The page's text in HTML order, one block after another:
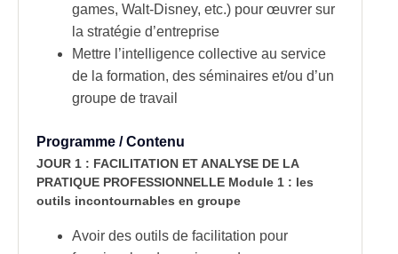
games, Walt-Disney, etc.) pour œuvrer sur
la stratégie d’entreprise
Mettre l’intelligence collective au service
de la formation, des séminaires et/ou d’un
groupe de travail
Programme / Contenu
JOUR 1 : FACILITATION ET ANALYSE DE LA
PRATIQUE PROFESSIONNELLE Module 1 : les
outils incontournables en groupe
Avoir des outils de facilitation pour